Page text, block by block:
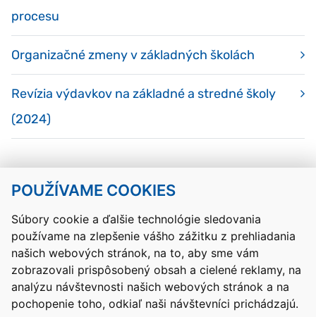
POUŽÍVAME COOKIES
Súbory cookie a ďalšie technológie sledovania
používame na zlepšenie vášho zážitku z prehliadania
našich webových stránok, na to, aby sme vám
zobrazovali prispôsobený obsah a cielené reklamy, na
analýzu návštevnosti našich webových stránok a na
pochopenie toho, odkiaľ naši návštevníci prichádzajú.
procesu
Organizačné zmeny v základných školách
Revízia výdavkov na základné a stredné školy
(2024)
Kontakty Mapa stránky RSS
Vyhlásenie o prístupnosti
Nastavenia cookies
Prevádzkovateľom služby je Ministerstvo školstva, výskumu,
vývoja a mládeže Slovenskej republiky.